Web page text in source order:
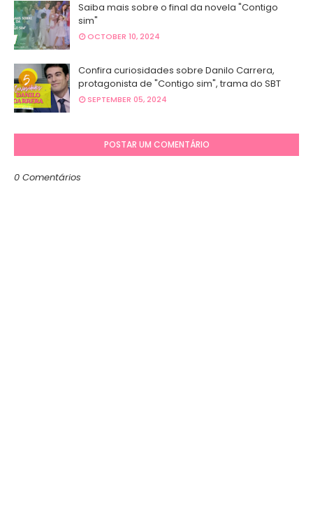
Saiba mais sobre o final da novela "Contigo
sim"
OCTOBER 10, 2024
Confira curiosidades sobre Danilo Carrera,
protagonista de "Contigo sim", trama do SBT
SEPTEMBER 05, 2024
POSTAR UM COMENTÁRIO
0 Comentários